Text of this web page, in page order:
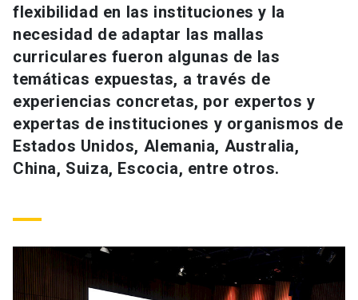
Estudiantes
Académicos
Personal
Alumni
Padres y familia
Vecinos
ACCESOS DIRECTOS
Admisión launch
Correo UC launch
Mi Portal UC launch
flexibilidad en las instituciones y la
necesidad de adaptar las mallas
curriculares fueron algunas de las
temáticas expuestas, a través de
experiencias concretas, por expertos y
expertas de instituciones y organismos de
Estados Unidos, Alemania, Australia,
China, Suiza, Escocia, entre otros.